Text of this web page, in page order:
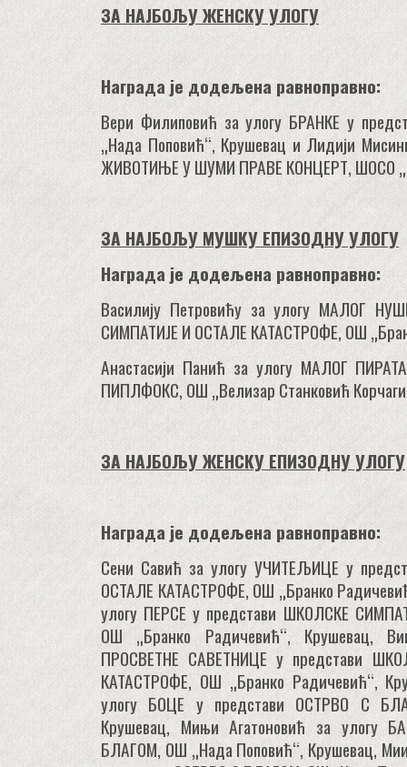
ЗА НАЈБОЉУ ЖЕНСКУ УЛОГУ
Награда је додељена равноправно:
Вери Филиповић за улогу БРАНКЕ у
„Нада Поповић“, Крушевац и Лидији
ЖИВОТИЊЕ У ШУМИ ПРАВЕ КОНЦЕРТ, ШОСО
ЗА НАЈБОЉУ МУШКУ ЕПИЗОДНУ УЛОГУ
Награда је додељена равноправно:
Василију Петровићу за улогу МАЛОГ
СИМПАТИЈЕ И ОСТАЛЕ КАТАСТРОФЕ, ОШ
Анастасији Панић за улогу МАЛОГ
ПИПЛФОКС, ОШ „Велизар Станковић
ЗА НАЈБОЉУ ЖЕНСКУ ЕПИЗОДНУ УЛОГУ
Награда је додељена равноправно:
Сени Савић за улогу УЧИТЕЉИЦЕ у
ОСТАЛЕ КАТАСТРОФЕ, ОШ „Бранко
улогу ПЕРСЕ у представи ШКОЛСКЕ
ОШ „Бранко Радичевић“, Крушевац,
ПРОСВЕТНЕ САВЕТНИЦЕ у представи
КАТАСТРОФЕ, ОШ „Бранко Радичевић“,
улогу БОЦЕ у представи ОСТРВО С
Крушевац, Мињи Агатоновић за улогу
БЛАГОМ, ОШ „Нада Поповић“, Крушевац,